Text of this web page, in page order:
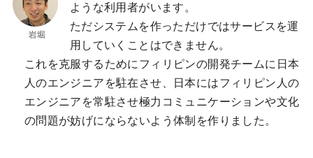
ような利用者がいます。
ただシステムを作っただけではサービスを運
用していくことはできません。
これを克服するためにフィリピンの開発チームに日本
人のエンジニアを駐在させ、日本にはフィリピン人の
エンジニアを常駐させ極力コミュニケーションや文化
の問題が妨げにならないよう体制を作りました。